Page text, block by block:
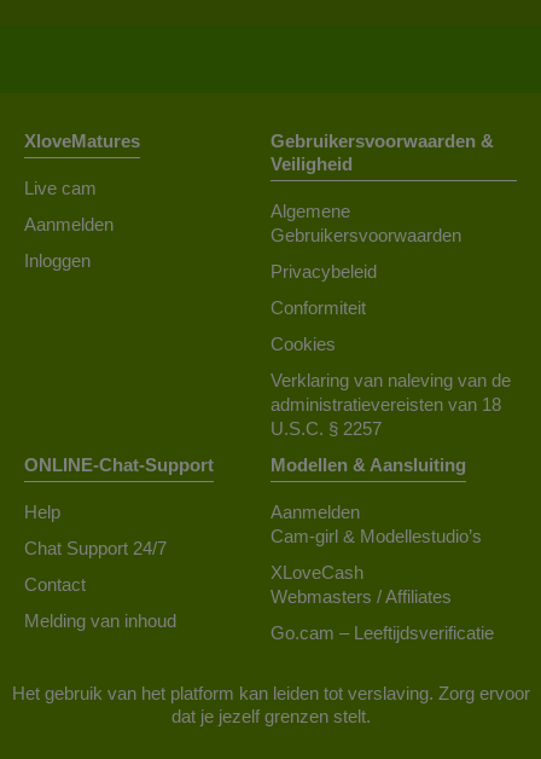
XloveMatures
Live cam
Aanmelden
Inloggen
Gebruikersvoorwaarden &
Veiligheid
Algemene
Gebruikersvoorwaarden
Privacybeleid
Conformiteit
Cookies
Verklaring van naleving van de
administratievereisten van 18
U.S.C. § 2257
ONLINE-Chat-Support
Help
Chat Support 24/7
Contact
Melding van inhoud
Modellen & Aansluiting
Aanmelden
Cam-girl & Modellestudio’s
XLoveCash
Webmasters / Affiliates
Go.cam – Leeftijdsverificatie
Het gebruik van het platform kan leiden tot verslaving. Zorg ervoor
dat je jezelf grenzen stelt.